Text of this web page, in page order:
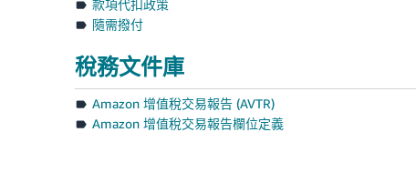
款項代扣政策
隨需撥付
稅務文件庫
Amazon 增值稅交易報告 (AVTR)
Amazon 增值稅交易報告欄位定義